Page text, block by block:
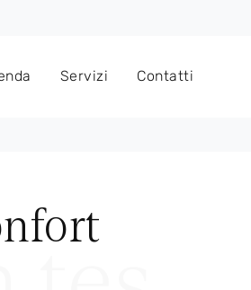
Servizi Contatti